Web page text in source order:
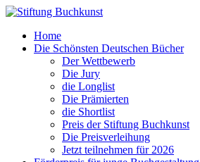
Home
Die Schönsten Deutschen Bücher
Der Wettbewerb
Die Jury
die Longlist
Die Prämierten
die Shortlist
Preis der Stiftung Buchkunst
Die Preisverleihung
Jetzt teilnehmen für 2026